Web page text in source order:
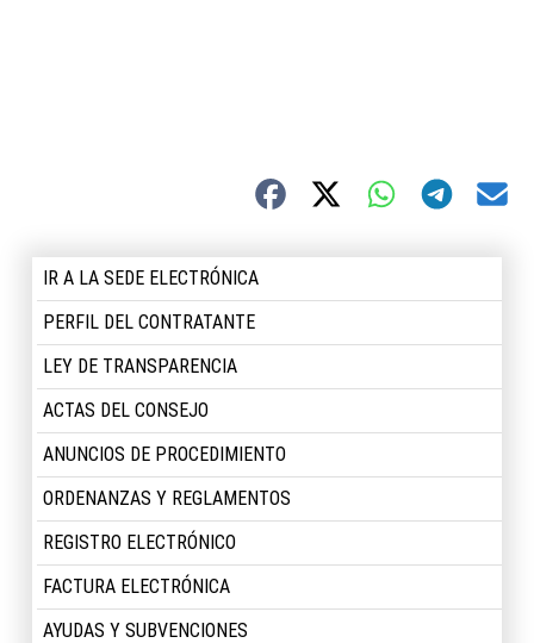
IR A LA SEDE ELECTRÓNICA
PERFIL DEL CONTRATANTE
LEY DE TRANSPARENCIA
ACTAS DEL CONSEJO
ANUNCIOS DE PROCEDIMIENTO
ORDENANZAS Y REGLAMENTOS
REGISTRO ELECTRÓNICO
FACTURA ELECTRÓNICA
AYUDAS Y SUBVENCIONES